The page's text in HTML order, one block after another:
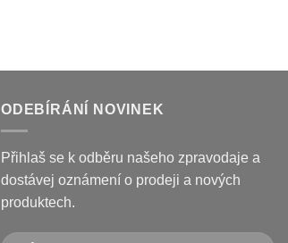
ODEBÍRÁNÍ NOVINEK
Přihlaš se k odběru našeho zpravodaje a
dostávej oznámení o prodeji a nových
produktech.